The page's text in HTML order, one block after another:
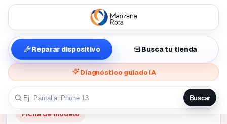
Reparar dispositivo Busca tu tienda
Diagnóstico guiado IA
Buscar
Ficha de modelo